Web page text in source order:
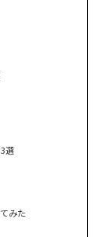
選
みた